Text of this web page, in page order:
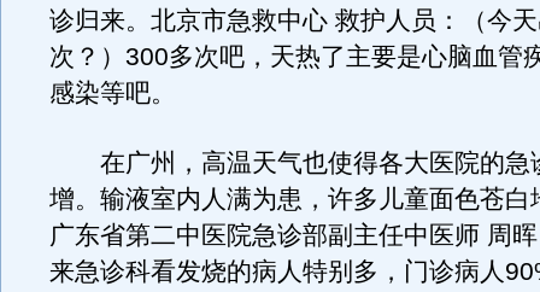
诊归来。北京市急救中心 救护人员：（今
次？）300多次吧，天热了主要是心脑血管
感染等吧。
在广州，高温天气也使得各大医院的急
增。输液室内人满为患，许多儿童面色苍白
广东省第二中医院急诊部副主任中医师 周
来急诊科看发烧的病人特别多，门诊病人